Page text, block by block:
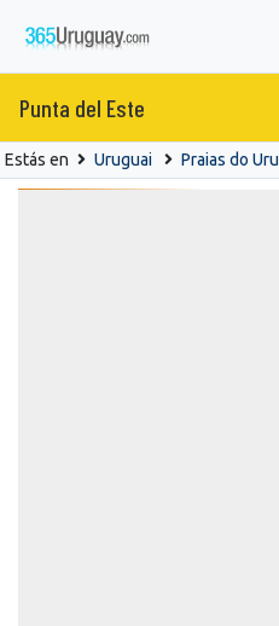
Punta del Este
Estás en Uruguai Praias do